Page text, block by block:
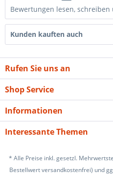
Bewertungen lesen,
Kunden kauften auch
Rufen Sie uns an
Shop Service
Informationen
Interessante Themen
* Alle Preise inkl. gesetzl.
Bestellwert versandkostenfrei) und